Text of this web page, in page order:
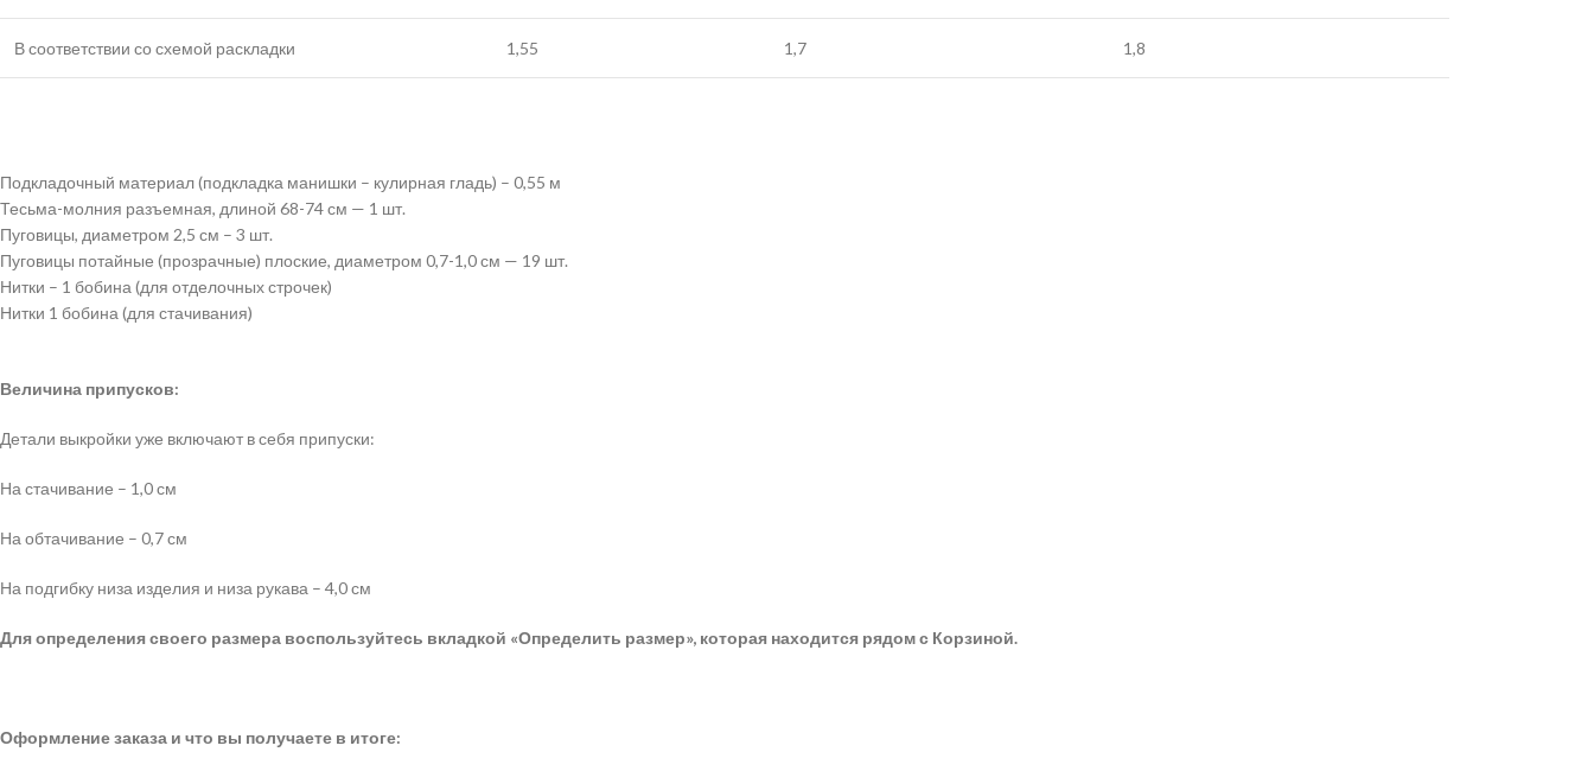
В соответствии со схемой раскладки 1,55 1,7 1,8
Подкладочный материал (подкладка манишки – кулирная гладь) – 0,55 м
Тесьма-молния разъемная, длиной 68-74 см — 1 шт.
Пуговицы, диаметром 2,5 см – 3 шт.
Пуговицы потайные (прозрачные) плоские, диаметром 0,7-1,0 см — 19 шт.
Нитки – 1 бобина (для отделочных строчек)
Нитки 1 бобина (для стачивания)
Величина припусков:
Детали выкройки уже включают в себя припуски:
На стачивание – 1,0 см
На обтачивание – 0,7 см
На подгибку низа изделия и низа рукава – 4,0 см
Для определения своего размера воспользуйтесь вкладкой «Определить размер», которая находится рядом с Корзиной.
Оформление заказа и что вы получаете в итоге: